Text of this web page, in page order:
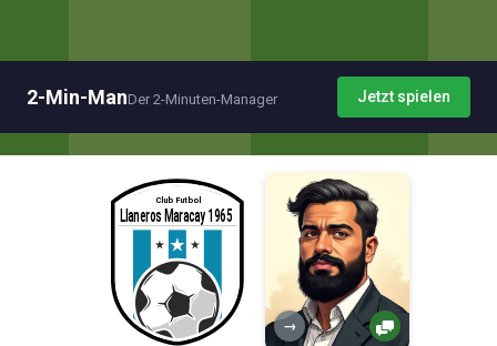
2-Min-ManDer 2-Minuten-Manager Jetzt spielen
→